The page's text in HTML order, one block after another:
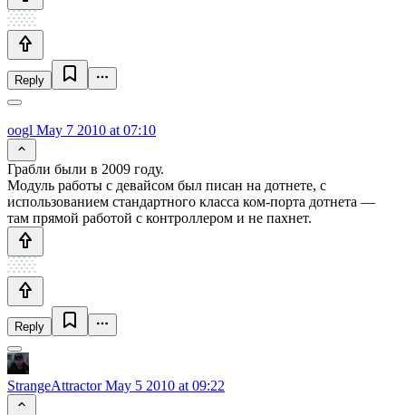
Reply
oogl May 7 2010 at 07:10
Грабли были в 2009 году.
Модуль работы с девайсом был писан на дотнете, с
использованием стандартного класса ком-порта дотнета —
там прямой работой с контроллером и не пахнет.
Reply
StrangeAttractorMay 5 2010 at 09:22